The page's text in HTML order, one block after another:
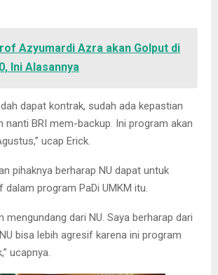
Azyumardi Azra akan Golput di
Ini Alasannya
dapat kontrak, sudah ada kepastian
nanti BRI mem-backup. Ini program akan
ucap Erick.
pihaknya berharap NU dapat untuk
dalam program PaDi UMKM itu.
mengundang dari NU. Saya berharap dari
bisa lebih agresif karena ini program
ucapnya.